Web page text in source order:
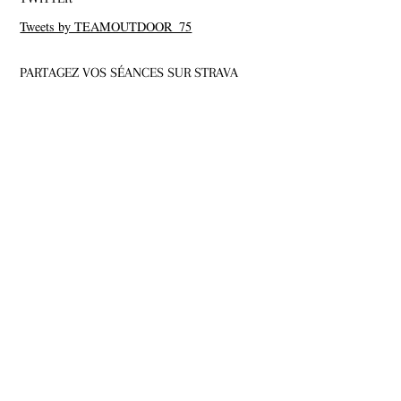
Tweets by TEAMOUTDOOR_75
PARTAGEZ VOS SÉANCES SUR STRAVA